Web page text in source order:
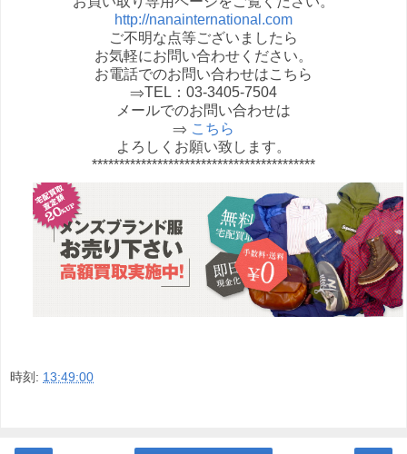
http://nanainternational.com
ご不明な点等ございましたら
お気軽にお問い合わせください。
お電話でのお問い合わせはこちら
⇒TEL：03-3405-7504
メールでのお問い合わせは
⇒ こちら
よろしくお願い致します。
*****************************************
時刻: 13:49:00